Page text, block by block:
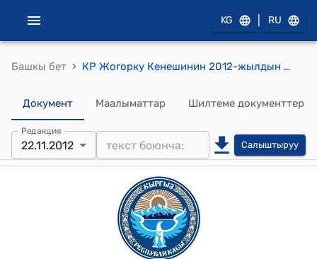
KG RU
Башкы бет › КР Жогорку Кенешинин 2012-жылдын 22-ноябрындагы №2505-V "Тегеран шаарында 2012-жылдын 10-июлунда кол коюлган Кыргыз Республикасынын Ɵкмɵтү менен Иран Ислам Республикасынын Ɵкмɵтүнүн ортосундагы Кыргыз Республикасына Иран Ислам Республикасынын ɵнүктүрүүнүн гранттык жардамы жонундо ɵз ара түшүнүшүү тууралуу меморандумду ратификациялоо жɵнүндɵ" Кыргыз Республикасынын Мыйзамынын долбоорун биринчи окууда кабыл алуу тууралуу" токтому
Документ Маалыматтар Шилтеме документтер
Редакция
22.11.2012 Салыштыруу